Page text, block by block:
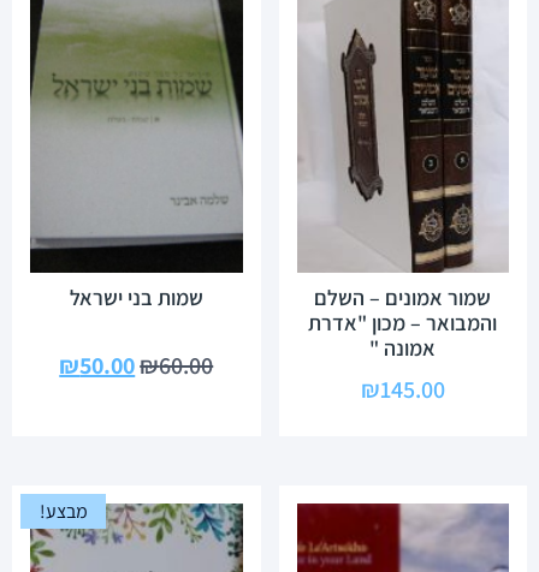
שמור אמונים – השלם
והמבואר – מכון "אדרת
אמונה "
₪145.00
שמות בני ישראל
₪60.00
₪50.00
מבצע!